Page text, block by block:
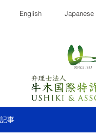
English Japanese
記事